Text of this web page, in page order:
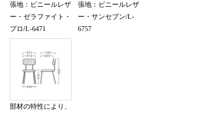
張地：ビニールレザ
ー・ゼラファイト・
プロ/L-6471
張地：ビニールレザ
ー・サンセブン/L-
6757
部材の特性により、